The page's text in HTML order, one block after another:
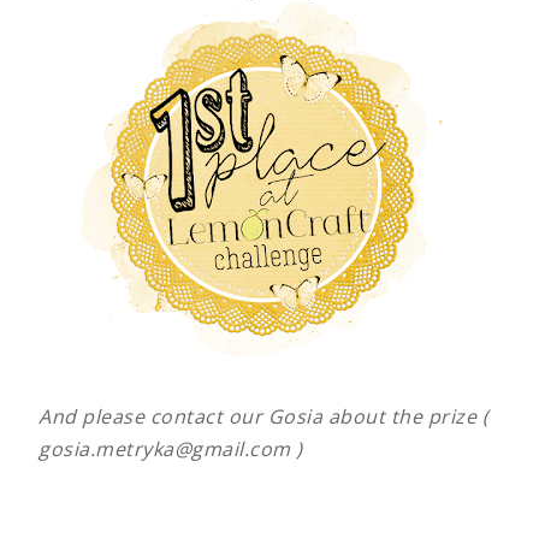
And please contact our Gosia about the prize (
gosia.metryka@gmail.com )